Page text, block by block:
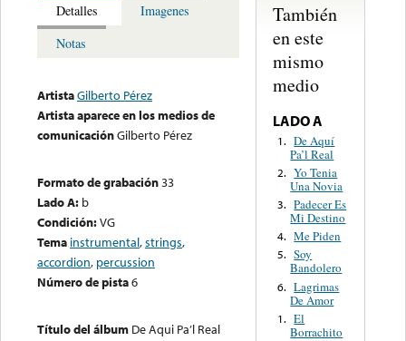
Detalles
Imagenes
Notas
ArtistaGilberto Pérez
Artista aparece en los medios de
comunicaciónGilberto Pérez
Formato de grabación33
Lado A: b
Condición:VG
Tema instrumental,strings,
accordion, percussion
Número de pista6
Título del álbum De Aqui Pa’l Real
También
en este
mismo
medio
LADO A
1. De Aquí
Pa’l Real
2. Yo Tenia
Una Novia
3. Padecer Es
Mi Destino
4. Me Piden
5. Soy
Bandolero
6. Lagrimas
De Amor
1. El
Borrachito